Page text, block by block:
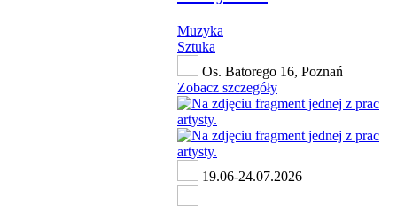
Muzyka
Sztuka
Os. Batorego 16, Poznań
Zobacz szczegóły
19.06-24.07.2026